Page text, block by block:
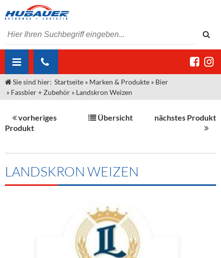
ÜBER UNS
Unser Liefergebiet
Kontakt
Angebote Gastronomie & Großhandel
Neuigkeiten
MARKEN & PRODUKTE
Sirup
Spirituosen
Alkoholfreie Getränke
Öle & Küchenartikel
Kommisionskauf & Lieferbedingungen
Fremddienstleistungen
Sie sind hier: Startseite » Marken & Produkte » Bier
» Fassbier + Zubehör » Landskron Weizen
vorheriges
Produkt
Übersicht nächstes Produkt
LANDSKRON WEIZEN